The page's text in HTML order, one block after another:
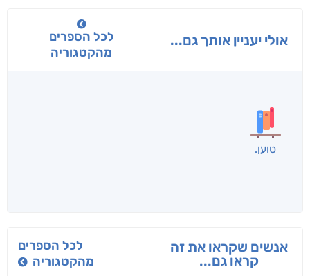
אולי יעניין אותך גם...
לכל הספרים
מהקטגוריה
בפנוכו
חני שאטן
תרדמת
א. פ.